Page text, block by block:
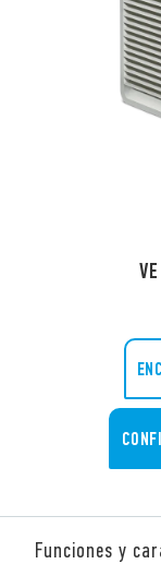
Funciones y